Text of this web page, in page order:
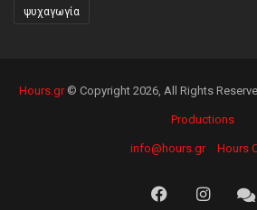
ψυχαγωγία
Hours.gr© Copyright 2026, All Rights
Productions
info@hours.gr Hours
Facebook